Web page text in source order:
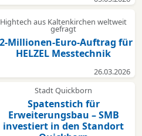
Hightech aus Kaltenkirchen weltweit
gefragt
Millionen-Euro-Auftrag für
HELZEL Messtechnik
26.03.2026
Stadt Quickborn
Spatenstich für
Erweiterungsbau – SMB
investiert in den Standort